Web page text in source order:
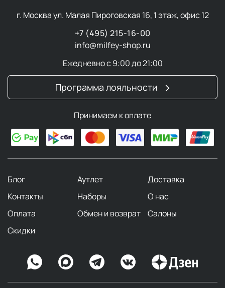
г. Москва ул. Малая Пироговская 16, 1 этаж, офис 12
+7 (495) 215-16-00
info@milfey-shop.ru
Ежедневно с 9:00 до 21:00
Программа лояльности
Принимаем к оплате
Блог Аутлет
Доставка
Контакты
Наборы
О нас
Оплата
Обмен и возврат
Салоны
Скидки